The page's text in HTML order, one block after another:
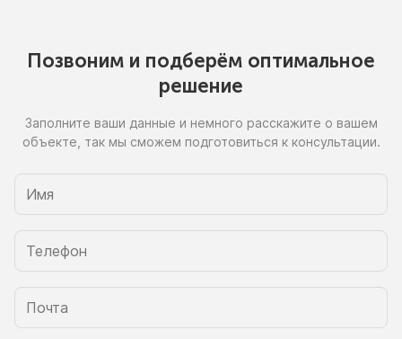
Позвоним и подберём оптимальное
решение
Заполните ваши данные и немного расскажите о вашем
объекте, так мы сможем подготовиться к консультации.